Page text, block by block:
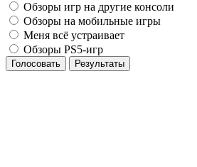
Обзоры игр на другие консоли
Обзоры на мобильные игры
Меня всё устраивает
Обзоры PS5-игр
Голосовать Результаты